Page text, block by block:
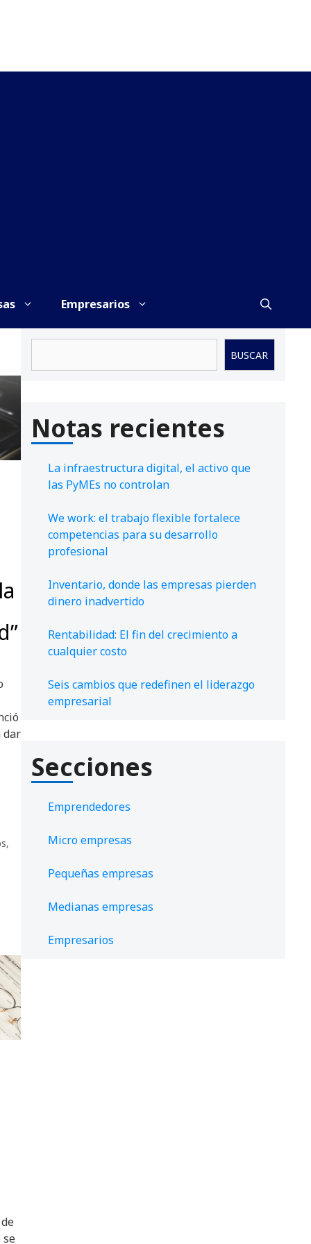
Empresarios
dar
,
se
BUSCAR
Notas recientes
La infraestructura digital, el activo que
las PyMEs no controlan
We work: el trabajo flexible fortalece
competencias para su desarrollo
profesional
Inventario, donde las empresas pierden
dinero inadvertido
Rentabilidad: El fin del crecimiento a
cualquier costo
Seis cambios que redefinen el liderazgo
empresarial
Secciones
Emprendedores
Micro empresas
Pequeñas empresas
Medianas empresas
Empresarios